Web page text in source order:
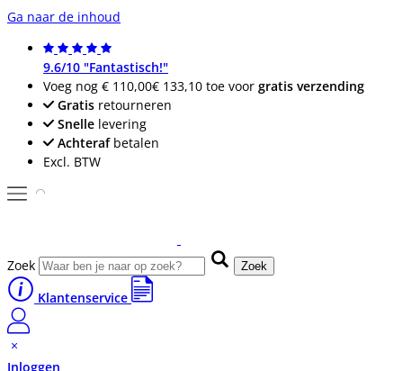
Ga naar de inhoud
9.6/10 "Fantastisch!"
Voeg nog € 110,00€ 133,10 toe voor gratis verzending
Gratis retourneren
Snelle levering
Achterafbetalen
Excl. BTW
Zoek Zoek
Klantenservice
Inloggen